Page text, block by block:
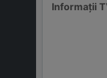
Informații